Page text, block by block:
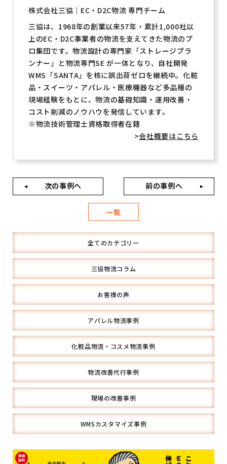
株式会社三協｜EC・D2C物流 専門チーム
三協は、1968年の創業以来57年・累計1,000社以
上のEC・D2C事業者の物流を支えてきた物流のプ
ロ集団です。物流設計の専門家「ストレージプラ
ンナー」と物流専門SE が一体となり、自社開発
WMS「SANTA」を核に誤出荷ゼロを継続中。化粧
品・スイーツ・アパレル・医療機器など多品種の
現場経験をもとに、物流の基礎知識・運用改善・
コスト削減のノウハウを発信しています。
※物流技術管理士資格取得者在籍
>会社概要はこちら
次の事例へ
一覧
前の事例へ
全てのカテゴリー
三協物流コラム
お客様の声
アパレル物流事例
化粧品物流・コスメ物流事例
物流改善代行事例
現場の改善事例
WMSカスタマイズ事例